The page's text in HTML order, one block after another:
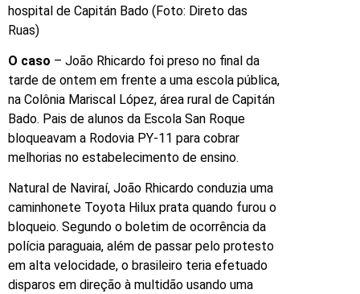
hospital de Capitán Bado (Foto: Direto das
Ruas)
O caso – João Rhicardo foi preso no final da
tarde de ontem em frente a uma escola pública,
na Colônia Mariscal López, área rural de Capitán
Bado. Pais de alunos da Escola San Roque
bloqueavam a Rodovia PY-11 para cobrar
melhorias no estabelecimento de ensino.
Natural de Naviraí, João Rhicardo conduzia uma
caminhonete Toyota Hilux prata quando furou o
bloqueio. Segundo o boletim de ocorrência da
polícia paraguaia, além de passar pelo protesto
em alta velocidade, o brasileiro teria efetuado
disparos em direção à multidão usando uma